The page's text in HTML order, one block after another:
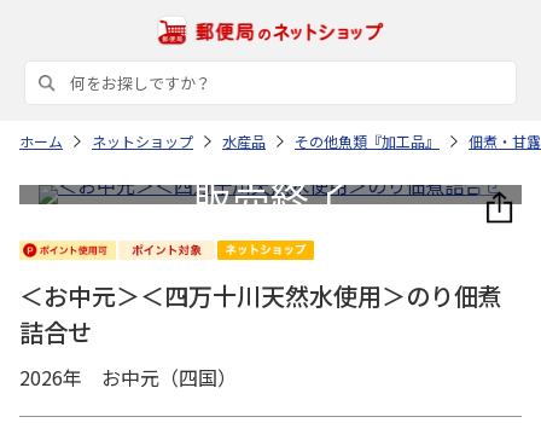
ホーム ネットショップ 水産品 その他魚類『加工品』 佃煮・甘
＜お中元＞＜四万十川天然水使用＞のり佃煮
詰合せ
2026年 お中元（四国）